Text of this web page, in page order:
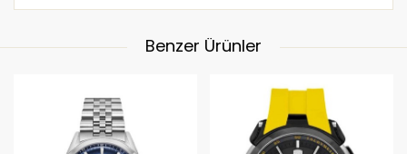
Benzer Ürünler